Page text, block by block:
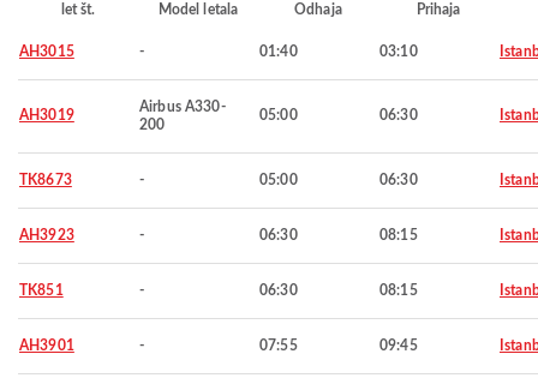
let št. Model letala Odhaja Prihaja
AH3015 - 01:40 03:10
AH3019
Airbus A330-
200
05:00 06:30
TK8673 - 05:00 06:30
AH3923 - 06:30 08:15
TK851 - 06:30 08:15
AH3901 - 07:55 09:45